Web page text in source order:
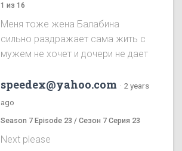
1 из 16
Меня тоже жена Балабина
сильно раздражает сама жить с
мужем не хочет и дочери не дает
speedex@yahoo.com · 2 years
ago
Season 7 Episode 23 / Сезон 7 Серия 23
Next please